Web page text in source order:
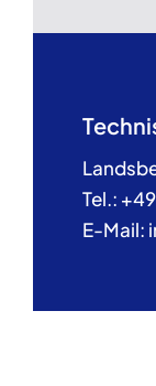
Tel.:
E-Mail: